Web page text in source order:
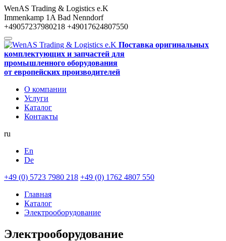
WenAS Trading & Logistics e.K
Immenkamp 1A Bad Nenndorf
+49057237980218 +49017624807550
Поставка оригинальных
комплектующих и запчастей для
промышленного оборудования
от европейских производителей
О компании
Услуги
Каталог
Контакты
ru
En
De
+49 (0) 5723 7980 218 +49 (0) 1762 4807 550
Главная
Каталог
Электрооборудование
Электрооборудование